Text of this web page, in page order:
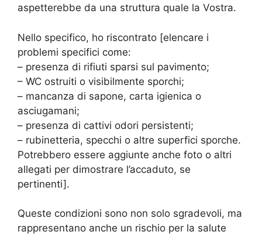
aspetterebbe da una struttura quale la Vostra.
Nello specifico, ho riscontrato [elencare i
problemi specifici come:
– presenza di rifiuti sparsi sul pavimento;
– WC ostruiti o visibilmente sporchi;
– mancanza di sapone, carta igienica o
asciugamani;
– presenza di cattivi odori persistenti;
– rubinetteria, specchi o altre superfici sporche.
Potrebbero essere aggiunte anche foto o altri
allegati per dimostrare l’accaduto, se
pertinenti].
Queste condizioni sono non solo sgradevoli, ma
rappresentano anche un rischio per la salute